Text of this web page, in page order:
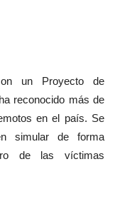
un Proyecto de
reconocido más de
en el país. Se
simular de forma
de las víctimas